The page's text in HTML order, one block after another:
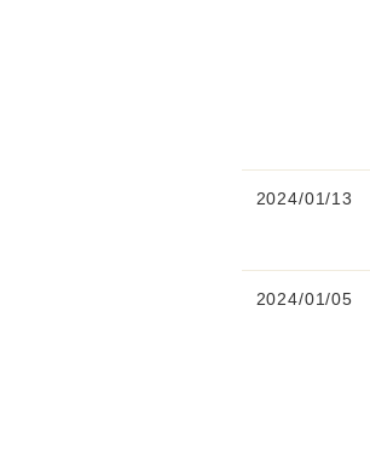
2024/01/13
2024/01/05